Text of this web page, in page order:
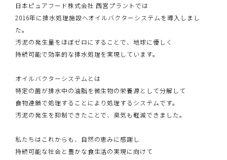
日本ピュアフード株式会社 西宮プラントでは
2016年に排⽔処理施設へオイルバクターシステムを導入しまし
た。
汚泥の発生量をほぼゼロにすることで、地球に優しく
持続可能で効率的な排⽔処理を実現しています。
オイルバクターシステムとは
特定の菌が排⽔中の油脂を微生物の栄養源として分解して
食物連鎖で処理することにより処理するシステムです。
汚泥の発生を抑制できたことで、臭気も軽減できました。
私たちはこれからも、自然の恵みに感謝し
持続可能な社会と豊かな食生活の実現に向けて